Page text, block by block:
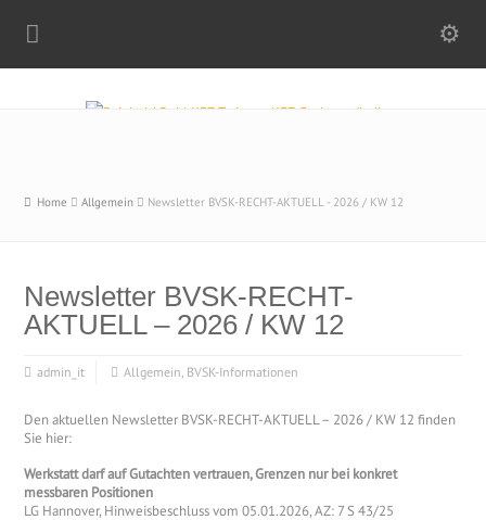
Home Allgemein Newsletter BVSK-RECHT-AKTUELL - 2026 / KW 12
Newsletter BVSK-RECHT-
AKTUELL – 2026 / KW 12
admin_it Allgemein, BVSK-Informationen
Den aktuellen Newsletter BVSK-RECHT-AKTUELL – 2026 / KW 12 finden
Sie hier:
Werkstatt darf auf Gutachten vertrauen, Grenzen nur bei konkret
messbaren Positionen
LG Hannover, Hinweisbeschluss vom 05.01.2026, AZ: 7 S 43/25